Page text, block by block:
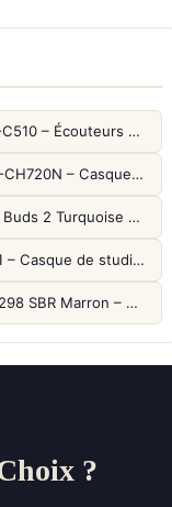
Sony WF-C510 – Écouteurs True Wireless compacts, autonomie 22h et multipoint
Sony WH-CH720N – Casque ANC 35h, Ultra-léger (192g) avec Processeur V1
JBL Tune Buds 2 Turquoise – Écouteurs True Wireless avec ANC et autonomie 48h
AKG K371 – Casque de studio fermé 50mm titane, réponse 5Hz-50kHz
Muse M-298 SBR Marron – Casque Bluetooth ANC avec 66h d'autonomie
?